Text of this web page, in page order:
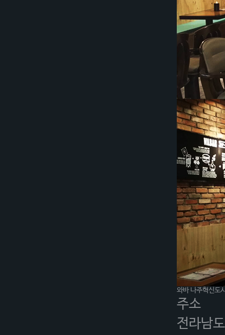
와바 나주혁신도
주소
전라남